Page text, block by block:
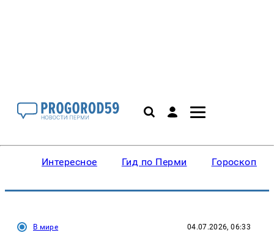
Интересное Гид по Перми Гороскопы
В мире 04.07.2026, 06:33